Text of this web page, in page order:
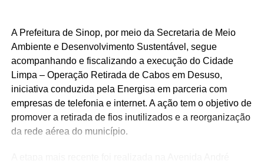
A Prefeitura de Sinop, por meio da Secretaria de Meio
Ambiente e Desenvolvimento Sustentável, segue
acompanhando e fiscalizando a execução do Cidade
Limpa – Operação Retirada de Cabos em Desuso,
iniciativa conduzida pela Energisa em parceria com
empresas de telefonia e internet. A ação tem o objetivo de
promover a retirada de fios inutilizados e a reorganização
da rede aérea do município.